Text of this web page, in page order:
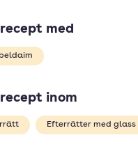
med
inom
Efterrätter med glass